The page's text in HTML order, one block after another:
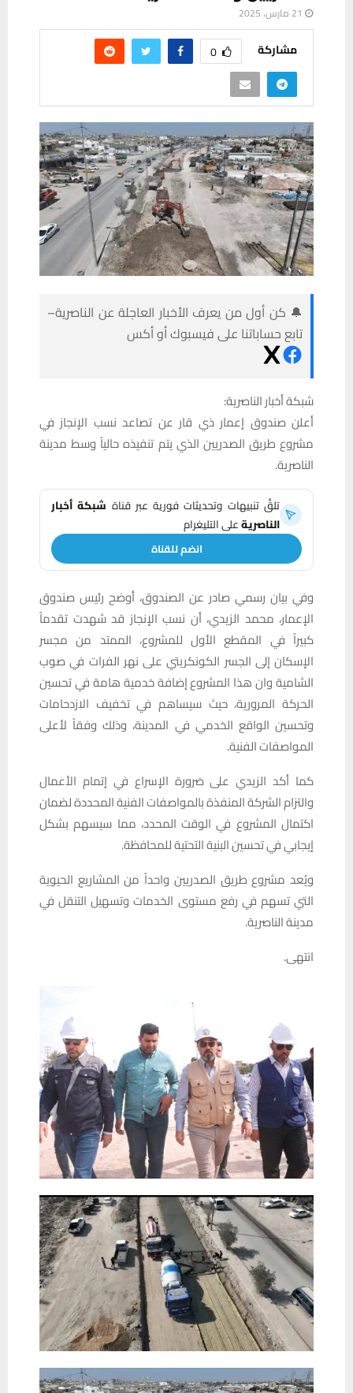
21 مارس، 2025
مشاركة 0
🔔 كن أول من يعرف الأخبار العاجلة عن الناصرية–
تابع حساباتنا على فيسبوك أو أكس
شبكة أخبار الناصرية:
أعلن صندوق إعمار ذي قار عن تصاعد نسب الإنجاز في
مشروع طريق الصدريين الذي يتم تنفيذه حالياً وسط مدينة
الناصرية.
تلقَّ تنبيهات وتحديثات فورية عبر قناة شبكة أخبار
الناصريةعلى التليغرام
انضم للقناة
وفي بيان رسمي صادر عن الصندوق، أوضح رئيس صندوق
الإعمار، محمد الزيدي، أن نسب الإنجاز قد شهدت تقدماً
كبيراً في المقطع الأول للمشروع، الممتد من مجسر
الإسكان إلى الجسر الكونكريتي على نهر الفرات في صوب
الشامية وان هذا المشروع إضافة خدمية هامة في تحسين
الحركة المرورية، حيث سيساهم في تخفيف الازدحامات
وتحسين الواقع الخدمي في المدينة، وذلك وفقاً لأعلى
المواصفات الفنية.
كما أكد الزيدي على ضرورة الإسراع في إتمام الأعمال
والتزام الشركة المنفذة بالمواصفات الفنية المحددة لضمان
اكتمال المشروع في الوقت المحدد، مما سيسهم بشكل
إيجابي في تحسين البنية التحتية للمحافظة.
ويُعد مشروع طريق الصدريين واحداً من المشاريع الحيوية
التي تسهم في رفع مستوى الخدمات وتسهيل التنقل في
مدينة الناصرية.
انتهى.